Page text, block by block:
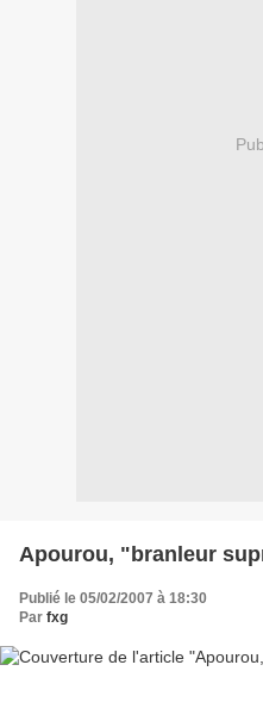
Apourou, "branleur
Publié le 05/02/2007 à 18:30
Par fxg